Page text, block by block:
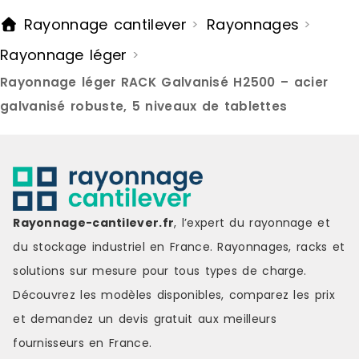
Rayonnage cantilever > Rayonnages >
Rayonnage léger >
Rayonnage léger RACK Galvanisé H2500 – acier
galvanisé robuste, 5 niveaux de tablettes
Rayonnage-cantilever.fr, l’expert du rayonnage et
du stockage industriel en France. Rayonnages, racks et
solutions sur mesure pour tous types de charge.
Découvrez les modèles disponibles, comparez les prix
et demandez un devis gratuit aux meilleurs
fournisseurs en France.